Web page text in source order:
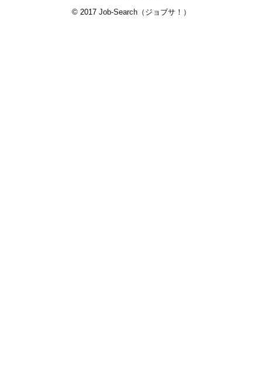
© 2017 Job-Search（ジョブサ！）